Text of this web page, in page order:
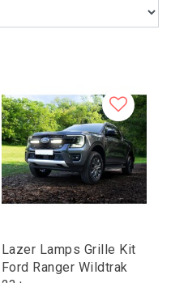
Lazer Lamps Grille Kit
Ford Ranger Wildtrak